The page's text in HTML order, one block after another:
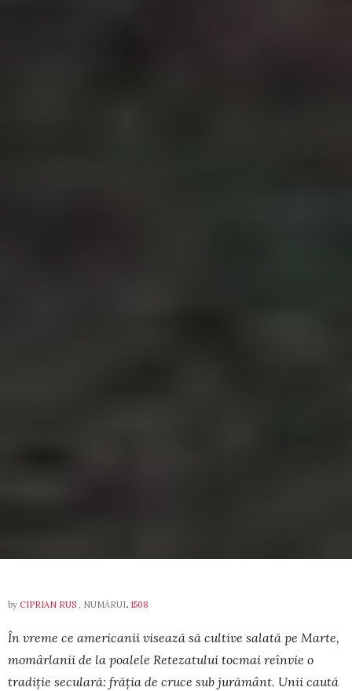
by CIPRIAN RUS , NUMĂRUL 1508
În vreme ce americanii visează să cultive salată pe Marte,
momâr­lanii de la poalele Retezatului tocmai reînvie o
tradiție seculară: frăția de cruce sub jurământ. Unii caută